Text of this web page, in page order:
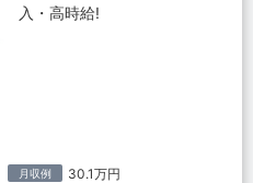
入・高時給!
月収例 30.1万円